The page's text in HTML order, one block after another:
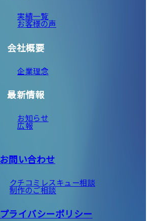
実績一覧
お客様の声
会社概要
企業理念
最新情報
お知らせ
広報
お問い合わせ
クチコミレスキュー相談
制作のご相談
プライバシーポリシー